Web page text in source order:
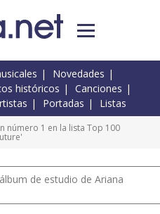
Novedades
históricos
Canciones
Portadas Listas
número 1 en la lista Top 100
de estudio de Ariana